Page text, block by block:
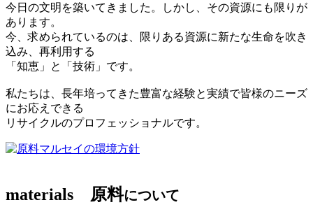
今日の文明を築いてきました。しかし、その資源にも限りが
あります。
今、求められているのは、限りある資源に新たな生命を吹き
込み、再利用する
「知恵」と「技術」です。
私たちは、長年培ってきた豊富な経験と実績で皆様のニーズ
にお応えできる
リサイクルのプロフェッショナルです。
マルセイの環境方針
materials 原料について